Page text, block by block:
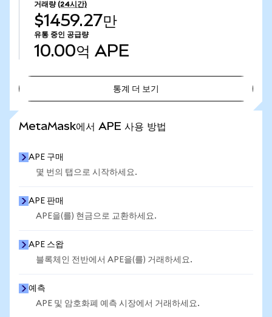
거래량 (24시간)
$1459.27만
유통 중인 공급량
10.00억 APE
통계 더 보기
MetaMask에서 APE 사용 방법
APE 구매
몇 번의 탭으로 시작하세요.
APE 판매
APE을(를) 현금으로 교환하세요.
APE 스왑
블록체인 전반에서 APE을(를) 거래하세요.
예측
APE 및 암호화폐 예측 시장에서 거래하세요.